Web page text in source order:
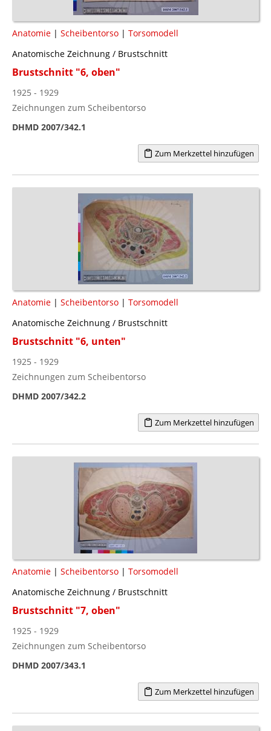
Anatomie | Scheibentorso | Torsomodell
Anatomische Zeichnung / Brustschnitt
Brustschnitt "6, oben"
1925 - 1929
Zeichnungen zum Scheibentorso
DHMD 2007/342.1
Zum Merkzettel hinzufügen
Anatomie | Scheibentorso | Torsomodell
Anatomische Zeichnung / Brustschnitt
Brustschnitt "6, unten"
1925 - 1929
Zeichnungen zum Scheibentorso
DHMD 2007/342.2
Zum Merkzettel hinzufügen
Anatomie | Scheibentorso | Torsomodell
Anatomische Zeichnung / Brustschnitt
Brustschnitt "7, oben"
1925 - 1929
Zeichnungen zum Scheibentorso
DHMD 2007/343.1
Zum Merkzettel hinzufügen